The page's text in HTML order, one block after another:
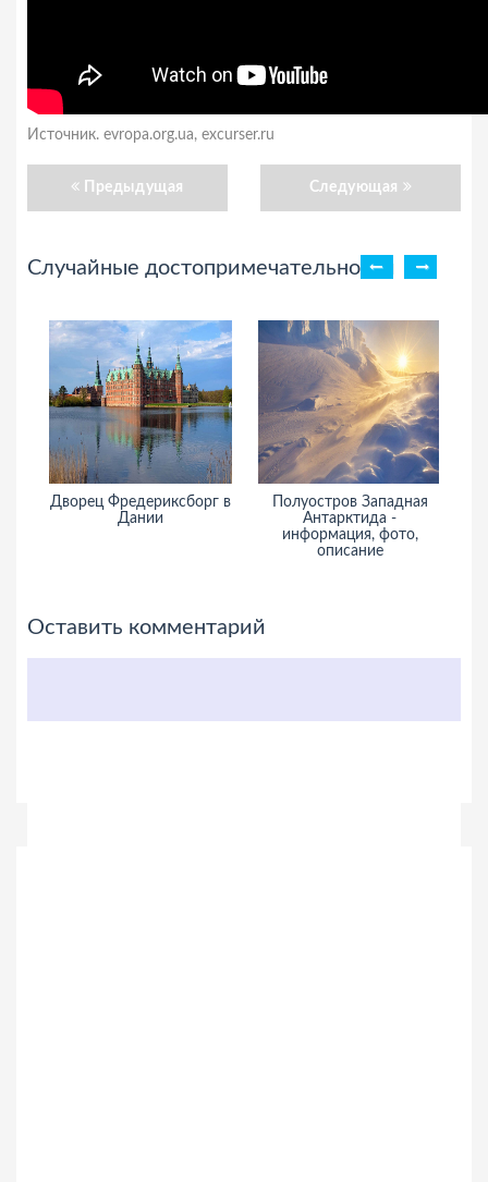
Источник. evropa.org.ua, excurser.ru
Предыдущая Следующая
Случайные достопримечательности
Полуостров Западная
Антарктида -
Полуостров Лабрадор -
информация, фото, туры,
путешествие
Оставить комментарий